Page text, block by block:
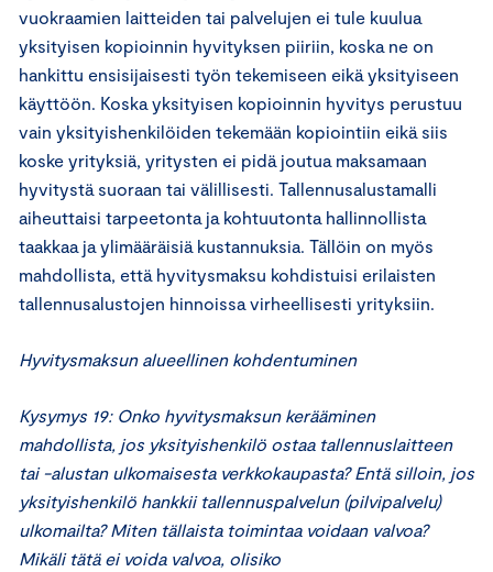
vuokraamien laitteiden tai palvelujen ei tule kuulua
yksityisen kopioinnin hyvityksen piiriin, koska ne on
hankittu ensisijaisesti työn tekemiseen eikä yksityiseen
käyttöön. Koska yksityisen kopioinnin hyvitys perustuu
vain yksityishenkilöiden tekemään kopiointiin eikä siis
koske yrityksiä, yritysten ei pidä joutua maksamaan
hyvitystä suoraan tai välillisesti. Tallennusalustamalli
aiheuttaisi tarpeetonta ja kohtuutonta hallinnollista
taakkaa ja ylimääräisiä kustannuksia. Tällöin on myös
mahdollista, että hyvitysmaksu kohdistuisi erilaisten
tallennusalustojen hinnoissa virheellisesti yrityksiin.
Hyvitysmaksun alueellinen kohdentuminen
Kysymys 19: Onko hyvitysmaksun kerääminen
mahdollista, jos yksityishenkilö ostaa tallennuslaitteen
tai -alustan ulkomaisesta verkkokaupasta? Entä silloin, jos
yksityishenkilö hankkii tallennuspalvelun (pilvipalvelu)
ulkomailta? Miten tällaista toimintaa voidaan valvoa?
Mikäli tätä ei voida valvoa, olisiko